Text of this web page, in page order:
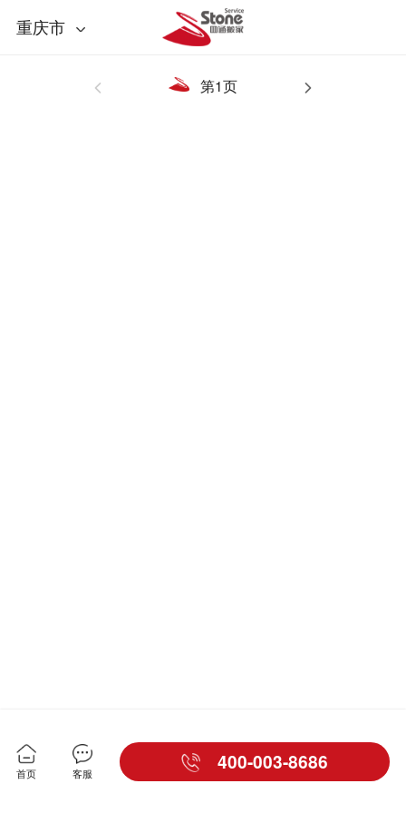
重庆市
 第1页 
首页 客服 400-003-8686